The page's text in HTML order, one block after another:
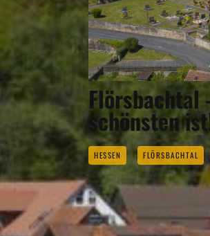
Flörsbachtal
schönsten
HESSEN FLÖRSBACHTAL